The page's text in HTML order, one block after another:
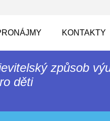
KONTAKTY
způsob
děti